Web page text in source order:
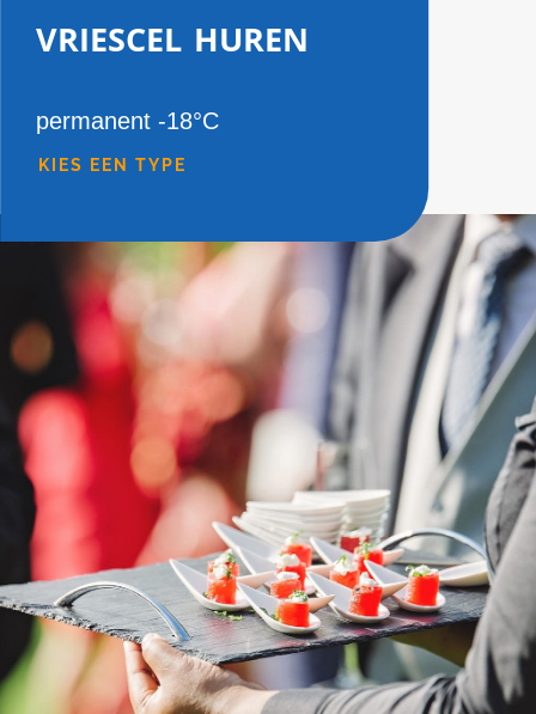
vriescel huren
permanent -18°C
KIES EEN TYPE